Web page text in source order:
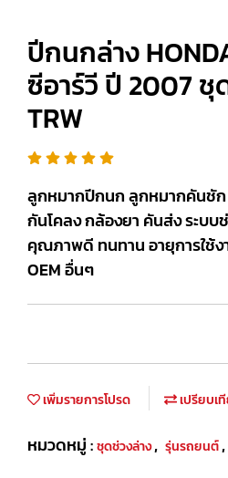
ปีกนกล่าง
ซีอาร์วี ปี 2007 ชุ
TRW
ลูกหมากปีกนก ลูกหมากคันชั
กันโคลง กล้องยา คันส่ง ระบบ
คุณภาพดี ทนทาน อายุการใช้ง
OEM อื่นๆ
เพิ่มรายการโปรด เปรียบเ
หมวดหมู่ :ชุดช่วงล่าง, รุ่นรถยนต์,